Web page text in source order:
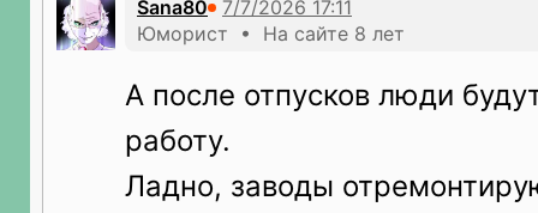
Sana80
Юморист • На сайте 8 лет
А после отпусков люди
работу.
Ладно, заводы